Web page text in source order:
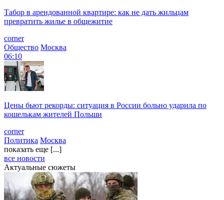
Табор в арендованной квартире: как не дать жильцам
превратить жилье в общежитие
corner
Общество Москва
06:10
Цены бьют рекорды: ситуация в России больно ударила по
кошелькам жителей Польши
corner
Политика Москва
показать еще [...]
все новости
Актуальные сюжеты